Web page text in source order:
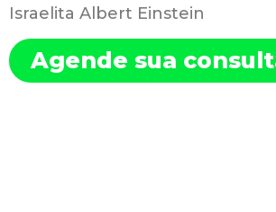
Israelita Albert Einstein
Agende sua